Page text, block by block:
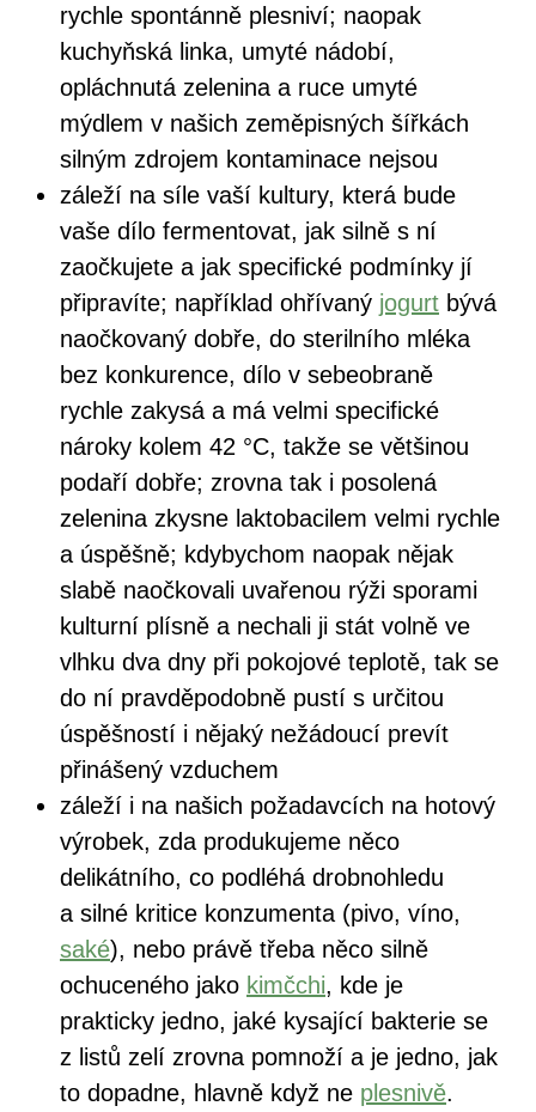
rychle spontánně plesniví; naopak
kuchyňská linka, umyté nádobí,
opláchnutá zelenina a ruce umyté
mýdlem v našich zeměpisných šířkách
silným zdrojem kontaminace nejsou
záleží na síle vaší kultury, která bude
vaše dílo fermentovat, jak silně s ní
zaočkujete a jak specifické podmínky jí
připravíte; například ohřívaný jogurt bývá
naočkovaný dobře, do sterilního mléka
bez konkurence, dílo v sebeobraně
rychle zakysá a má velmi specifické
nároky kolem 42 °C, takže se většinou
podaří dobře; zrovna tak i posolená
zelenina zkysne laktobacilem velmi rychle
a úspěšně; kdybychom naopak nějak
slabě naočkovali uvařenou rýži sporami
kulturní plísně a nechali ji stát volně ve
vlhku dva dny při pokojové teplotě, tak se
do ní pravděpodobně pustí s určitou
úspěšností i nějaký nežádoucí prevít
přinášený vzduchem
záleží i na našich požadavcích na hotový
výrobek, zda produkujeme něco
delikátního, co podléhá drobnohledu
a silné kritice konzumenta (pivo, víno,
saké), nebo právě třeba něco silně
ochuceného jako kimčchi, kde je
prakticky jedno, jaké kysající bakterie se
z listů zelí zrovna pomnoží a je jedno, jak
to dopadne, hlavně když ne plesnivě.